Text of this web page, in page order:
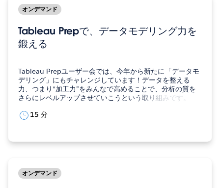
オンデマンド
Tableau Prepで、データモデリング力を
鍛える
Tableau Prepユーザー会では、今年から新たに「データモ
デリング」にもチャレンジしています！データを整える
力、つまり“加工力”をみんなで高めることで、分析の質を
さらにレベルアップさせていこうという取り組みです。
も大歓迎。一緒に学び合い、成長できる場を目指していま
15 分
オンデマンド